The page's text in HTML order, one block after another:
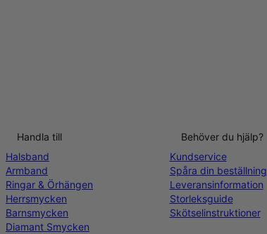
Handla till
Halsband
Armband
Ringar & Örhängen
Herrsmycken
Barnsmycken
Diamant Smycken
Behöver du hjälp?
Kundservice
Spåra din beställning
Leveransinformation
Storleksguide
Skötselinstruktioner